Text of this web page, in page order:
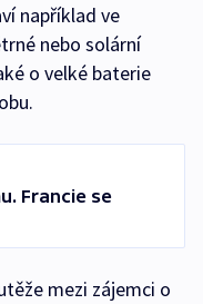
například ve
nebo solární
o velké baterie
Francie se
mezi zájemci o